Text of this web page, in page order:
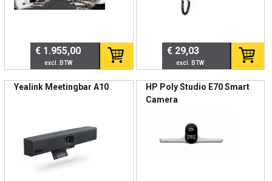
📊 Technische specificaties
Producttype UC statuslamp
Aansluiting USB-A
Functionaliteit LED status + ringtone
Voeding
€ 1.955,00 € 29,03
Yealink Meetingbar A10
HP Poly Studio E70 Smart
Camera